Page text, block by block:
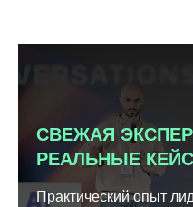
СВЕЖАЯ
РЕАЛЬНЫЕ
Практический опыт